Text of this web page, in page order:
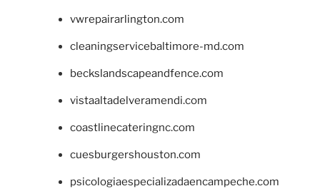
vwrepairarlington.com
cleaningservicebaltimore-md.com
beckslandscapeandfence.com
vistaaltadelveramendi.com
coastlinecateringnc.com
cuesburgershouston.com
psicologiaespecializadaencampeche.com